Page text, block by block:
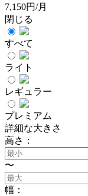
7,150円/月
閉じる
すべて
ライト
レギュラー
プレミアム
詳細な大きさ
高さ：
〜
幅：